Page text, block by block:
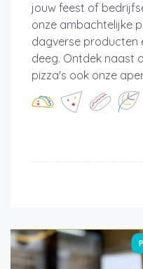
jouw feest of
onze ambachtelijke
dagverse producten
deeg. Ontdek naast
pizza's ook onze